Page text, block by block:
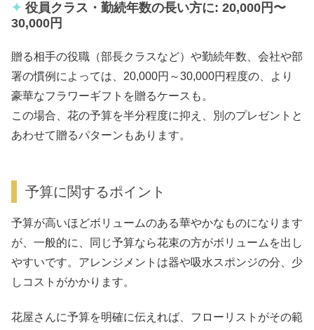
役員クラス・勤続年数の長い方に: 20,000円〜
30,000円
贈る相手の役職（部長クラスなど）や勤続年数、会社や部
署の慣例によっては、20,000円～30,000円程度の、より
豪華なフラワーギフトを贈るケースも。
この場合、花の予算を半分程度に抑え、別のプレゼントと
あわせて贈るパターンもあります。
予算に関するポイント
予算が高いほどボリュームのある華やかなものになります
が、一般的に、同じ予算なら花束の方がボリュームを出し
やすいです。アレンジメントは器や吸水スポンジの分、少
しコストがかかります。
花屋さんに予算を明確に伝えれば、フローリストがその範